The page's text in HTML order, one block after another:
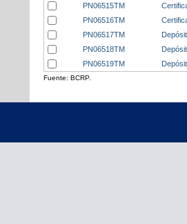
PN06515TM
PN06516TM
PN06517TM
PN06518TM
PN06519TM
Fuente: BCRP.